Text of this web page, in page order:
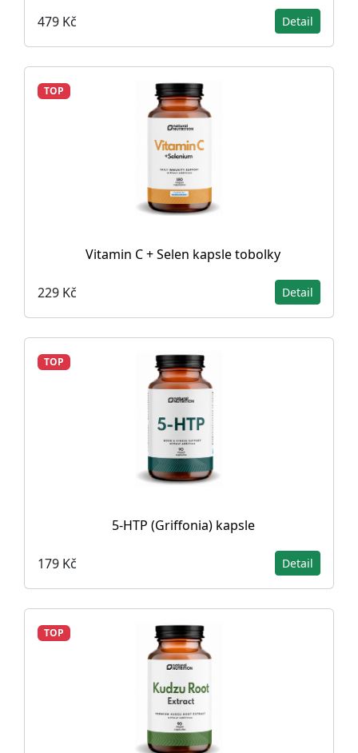
479 Kč Detail
TOP
Vitamin C + Selen kapsle tobolky
229 Kč Detail
TOP
5-HTP (Griffonia) kapsle
179 Kč Detail
TOP